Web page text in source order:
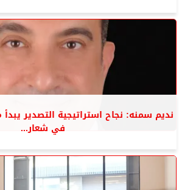
نديم سمنه: نجاح استراتيجية التصدير يبدأ
في شعار...